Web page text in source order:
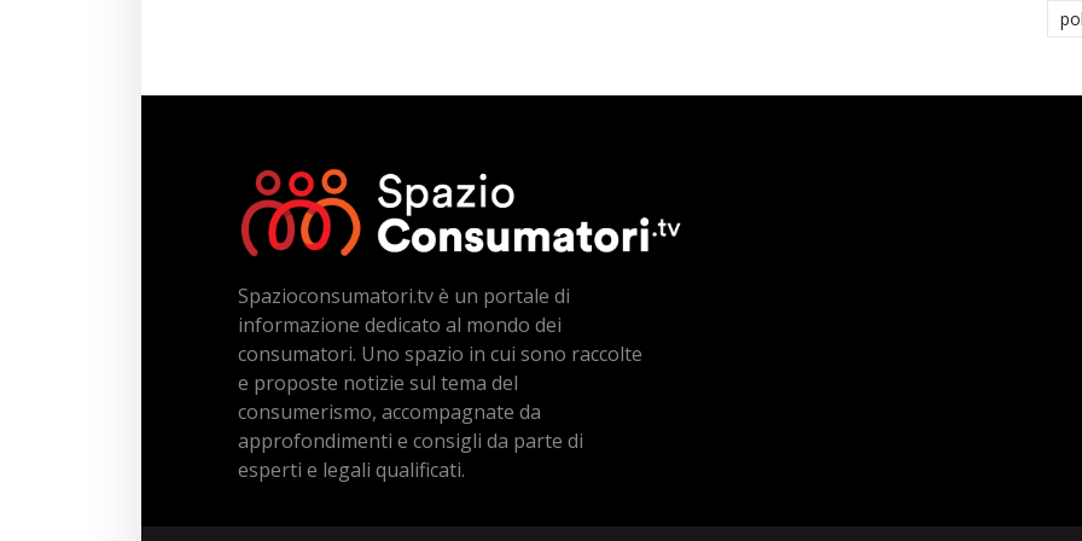
Spazioconsumatori.tv è un portale di
informazione dedicato al mondo dei
consumatori. Uno spazio in cui sono raccolte
e proposte notizie sul tema del
consumerismo, accompagnate da
approfondimenti e consigli da parte di
esperti e legali qualificati.